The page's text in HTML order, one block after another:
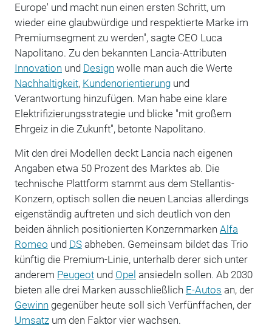
Europe' und macht nun einen ersten Schritt, um
wieder eine glaubwürdige und respektierte Marke im
Premiumsegment zu werden", sagte CEO Luca
Napolitano. Zu den bekannten Lancia-Attributen
Innovation und Design wolle man auch die Werte
Nachhaltigkeit, Kundenorientierungund
Verantwortung hinzufügen. Man habe eine klare
Elektrifizierungsstrategie und blicke "mit großem
Ehrgeiz in die Zukunft", betonte Napolitano.
Mit den drei Modellen deckt Lancia nach eigenen
Angaben etwa 50 Prozent des Marktes ab. Die
technische Plattform stammt aus dem Stellantis-
Konzern, optisch sollen die neuen Lancias allerdings
eigenständig auftreten und sich deutlich von den
beiden ähnlich positionierten Konzernmarken Alfa
Romeo und DSabheben. Gemeinsam bildet das Trio
künftig die Premium-Linie, unterhalb derer sich unter
anderem Peugeotund Opel ansiedeln sollen. Ab 2030
bieten alle drei Marken ausschließlich E-Autos an, der
Gewinn gegenüber heute soll sich Verfünffachen, der
Umsatzum den Faktor vier wachsen.